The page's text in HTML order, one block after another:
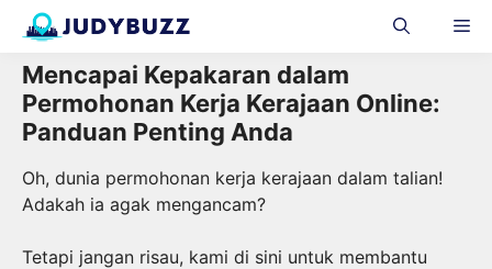
Skip
content
Mencapai Kepakaran dalam
Permohonan Kerja Kerajaan Online:
Panduan Penting Anda
Oh, dunia permohonan kerja kerajaan dalam talian!
Adakah ia agak mengancam?
Tetapi jangan risau, kami di sini untuk membantu